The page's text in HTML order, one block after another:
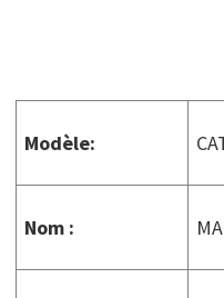
Modèle:
Nom :